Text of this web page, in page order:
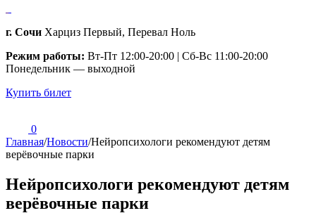
г. Сочи Харциз Первый, Перевал Ноль
Режим работы: Вт-Пт 12:00-20:00 | Сб-Вс 11:00-20:00
Понедельник — выходной
Купить билет
0
Главная/Новости/Нейропсихологи рекомендуют детям
верёвочные парки
Нейропсихологи рекомендуют детям
верёвочные парки